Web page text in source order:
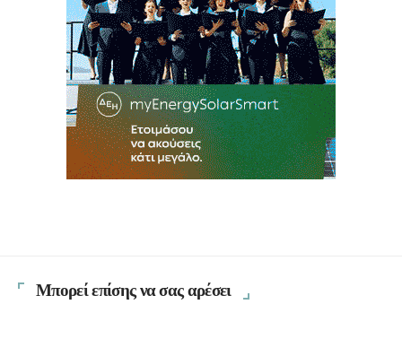
Μπορεί επίσης να σας αρέσει